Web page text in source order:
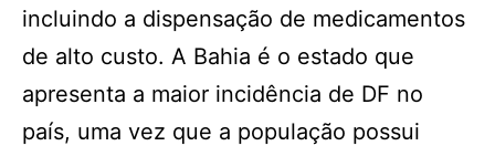
incluindo a dispensação de medicamentos
de alto custo. A Bahia é o estado que
apresenta a maior incidência de DF no
país, uma vez que a população possui